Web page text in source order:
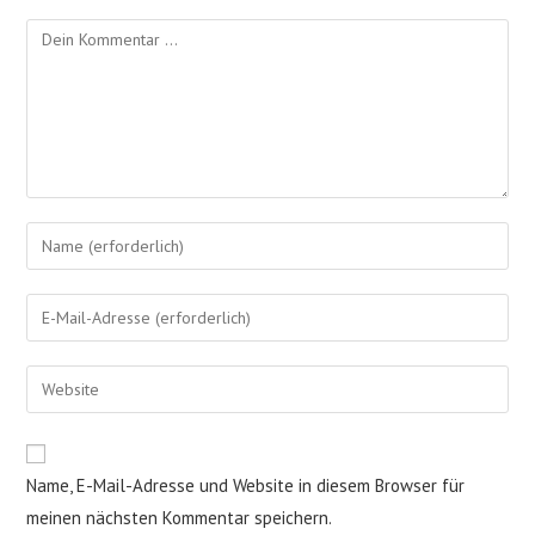
Kommentieren
Gib
deinen
Namen
oder
zum
Kommentieren
ein
Gib
deine
E-
Mail-
Kommentieren
ein
Gib
deine
URL
ein
(optional)
Name, E-Mail-Adresse und Website in diesem Browser für
meinen nächsten Kommentar speichern.